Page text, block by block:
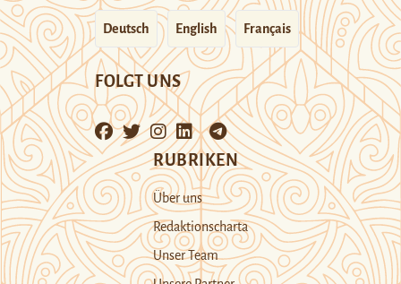
Deutsch English Français
FOLGT UNS
RUBRIKEN
Über uns
Redaktionscharta
Unser Team